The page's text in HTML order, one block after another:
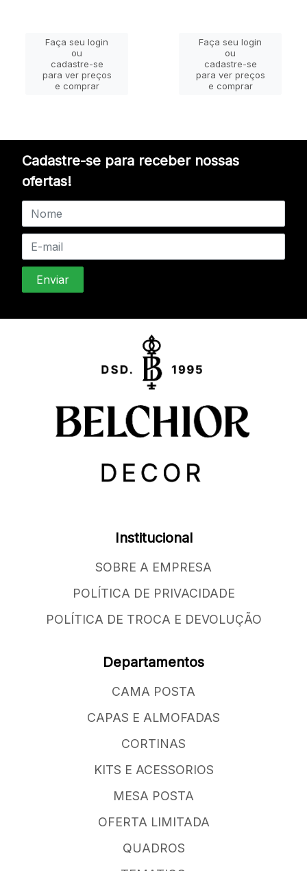
Faça seu login
ou
cadastre-se
para ver preços
e comprar
Faça seu login
ou
cadastre-se
para ver preços
e comprar
Cadastre-se para receber nossas
ofertas!
Institucional
SOBRE A EMPRESA
POLÍTICA DE PRIVACIDADE
POLÍTICA DE TROCA E DEVOLUÇÃO
Departamentos
CAMA POSTA
CAPAS E ALMOFADAS
CORTINAS
KITS E ACESSORIOS
MESA POSTA
OFERTA LIMITADA
QUADROS